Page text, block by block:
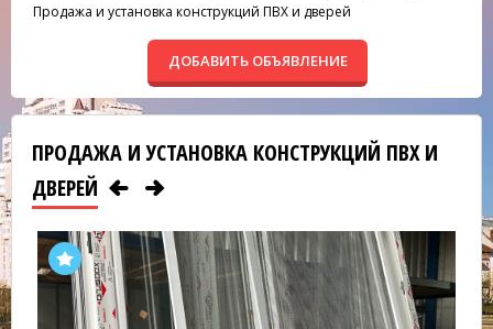
Продажа и установка конструкций ПВХ и дверей
ДОБАВИТЬ ОБЪЯВЛЕНИЕ
ПРОДАЖА И УСТАНОВКА КОНСТРУКЦИЙ ПВХ И
ДВЕРЕЙ